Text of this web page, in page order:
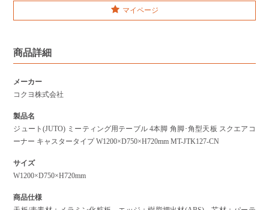
マイページ
商品詳細
メーカー
コクヨ株式会社
製品名
ジュート(JUTO) ミーティング用テーブル 4本脚 角脚･角型天板 スクエアコ
ーナー キャスタータイプ W1200×D750×H720mm MT-JTK127-CN
サイズ
W1200×D750×H720mm
商品仕様